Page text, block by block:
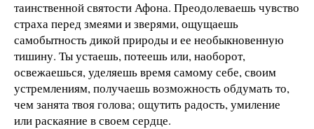
таинственной святости Афона. Преодолеваешь чувство
страха перед змеями и зверями, ощущаешь
самобытность дикой природы и ее необыкновенную
тишину. Ты устаешь, потеешь или, наоборот,
освежаешься, уделяешь время самому себе, своим
устремлениям, получаешь возможность обдумать то,
чем занята твоя голова; ощутить радость, умиление
или раскаяние в своем сердце.